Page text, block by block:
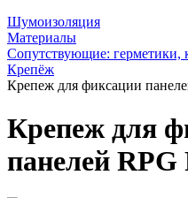
Шумоизоляция
Материалы
Сопутствующие: герметики,
Крепёж
Крепеж для фиксации
Крепеж для
панелей